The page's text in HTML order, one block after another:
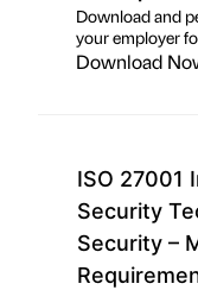
Download and
your employer
Download
ISO 27001
Security
Security –